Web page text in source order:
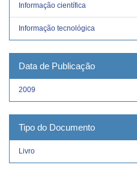
Informação científica
Informação tecnológica
Data de Publicação
2009
Tipo do Documento
Livro